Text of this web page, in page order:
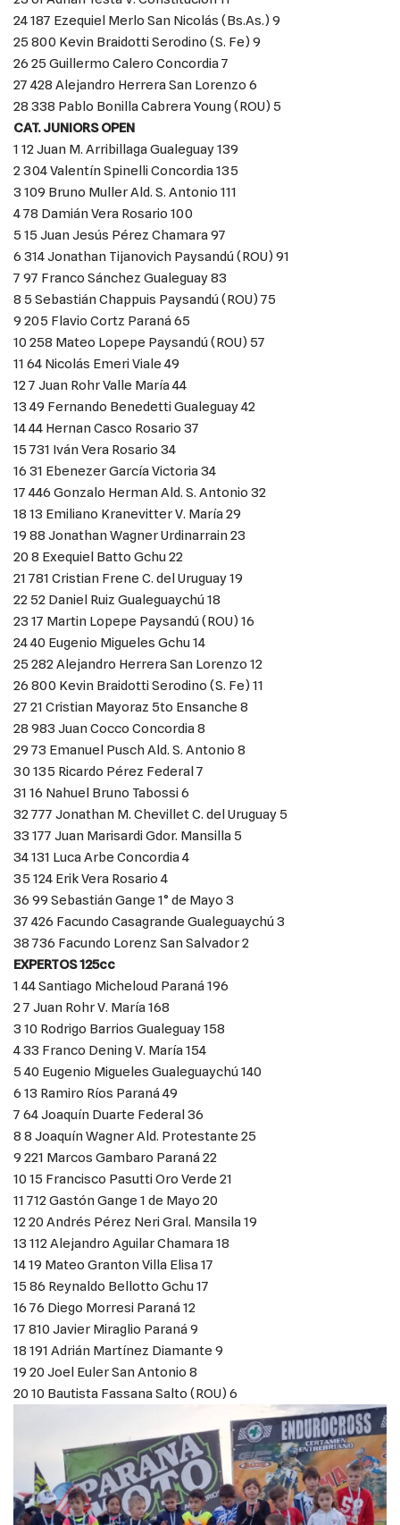
24 187 Ezequiel Merlo San Nicolás (Bs.As.) 9
25 800 Kevin Braidotti Serodino (S. Fe) 9
26 25 Guillermo Calero Concordia 7
27 428 Alejandro Herrera San Lorenzo 6
28 338 Pablo Bonilla Cabrera Young (ROU) 5
CAT. JUNIORS OPEN
1 12 Juan M. Arribillaga Gualeguay 139
2 304 Valentín Spinelli Concordia 135
3 109 Bruno Muller Ald. S. Antonio 111
4 78 Damián Vera Rosario 100
5 15 Juan Jesús Pérez Chamara 97
6 314 Jonathan Tijanovich Paysandú (ROU) 91
7 97 Franco Sánchez Gualeguay 83
8 5 Sebastián Chappuis Paysandú (ROU) 75
9 205 Flavio Cortz Paraná 65
10 258 Mateo Lopepe Paysandú (ROU) 57
11 64 Nicolás Emeri Viale 49
12 7 Juan Rohr Valle María 44
13 49 Fernando Benedetti Gualeguay 42
14 44 Hernan Casco Rosario 37
15 731 Iván Vera Rosario 34
16 31 Ebenezer García Victoria 34
17 446 Gonzalo Herman Ald. S. Antonio 32
18 13 Emiliano Kranevitter V. María 29
19 88 Jonathan Wagner Urdinarrain 23
20 8 Exequiel Batto Gchu 22
21 781 Cristian Frene C. del Uruguay 19
22 52 Daniel Ruiz Gualeguaychú 18
23 17 Martin Lopepe Paysandú (ROU) 16
24 40 Eugenio Migueles Gchu 14
25 282 Alejandro Herrera San Lorenzo 12
26 800 Kevin Braidotti Serodino (S. Fe) 11
27 21 Cristian Mayoraz 5to Ensanche 8
28 983 Juan Cocco Concordia 8
29 73 Emanuel Pusch Ald. S. Antonio 8
30 135 Ricardo Pérez Federal 7
31 16 Nahuel Bruno Tabossi 6
32 777 Jonathan M. Chevillet C. del Uruguay 5
33 177 Juan Marisardi Gdor. Mansilla 5
34 131 Luca Arbe Concordia 4
35 124 Erik Vera Rosario 4
36 99 Sebastián Gange 1° de Mayo 3
37 426 Facundo Casagrande Gualeguaychú 3
38 736 Facundo Lorenz San Salvador 2
EXPERTOS 125cc
1 44 Santiago Micheloud Paraná 196
2 7 Juan Rohr V. María 168
3 10 Rodrigo Barrios Gualeguay 158
4 33 Franco Dening V. María 154
5 40 Eugenio Migueles Gualeguaychú 140
6 13 Ramiro Ríos Paraná 49
7 64 Joaquín Duarte Federal 36
8 8 Joaquín Wagner Ald. Protestante 25
9 221 Marcos Gambaro Paraná 22
10 15 Francisco Pasutti Oro Verde 21
11 712 Gastón Gange 1 de Mayo 20
12 20 Andrés Pérez Neri Gral. Mansila 19
13 112 Alejandro Aguilar Chamara 18
14 19 Mateo Granton Villa Elisa 17
15 86 Reynaldo Bellotto Gchu 17
16 76 Diego Morresi Paraná 12
17 810 Javier Miraglio Paraná 9
18 191 Adrián Martínez Diamante 9
19 20 Joel Euler San Antonio 8
20 10 Bautista Fassana Salto (ROU) 6